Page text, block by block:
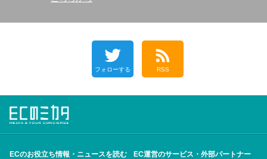
フォローする RSS
ECのお役立ち情報・ニュースを読む
EC運営のサービス・外部パートナー